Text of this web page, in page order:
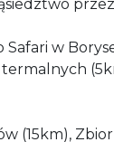
w
(15km),